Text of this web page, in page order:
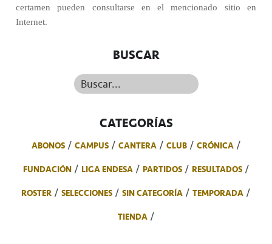
certamen pueden consultarse en el mencionado sitio en
Internet.
BUSCAR
Buscar...
CATEGORÍAS
ABONOS CAMPUS CANTERA CLUB
CRÓNICA
FUNDACIÓN
LIGA ENDESA PARTIDOS
RESULTADOS
ROSTER
SELECCIONES SIN CATEGORÍA
TEMPORADA
TIENDA